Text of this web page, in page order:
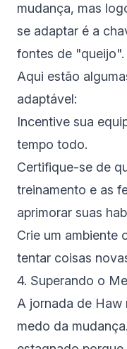
mudança, mas
se adaptar é a
fontes de "queijo".
Aqui estão
adaptável:
Incentive sua
tempo todo.
Certifique-se de
treinamento e as
aprimorar suas
Crie um ambiente
tentar coisas
4. Superando o
A jornada de
medo da